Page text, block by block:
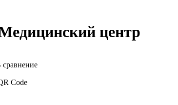
центр
сравнение